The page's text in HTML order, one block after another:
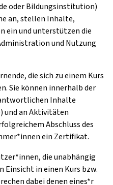
oder Bildungsinstitution)
an, stellen Inhalte,
ein und unterstützen die
und Nutzung
die sich zu einem Kurs
Sie können innerhalb der
Inhalte
und an Aktivitäten
Abschluss des
ein Zertifikat.
die unabhängig
Einsicht in einen Kurs bzw.
dabei denen eines*r